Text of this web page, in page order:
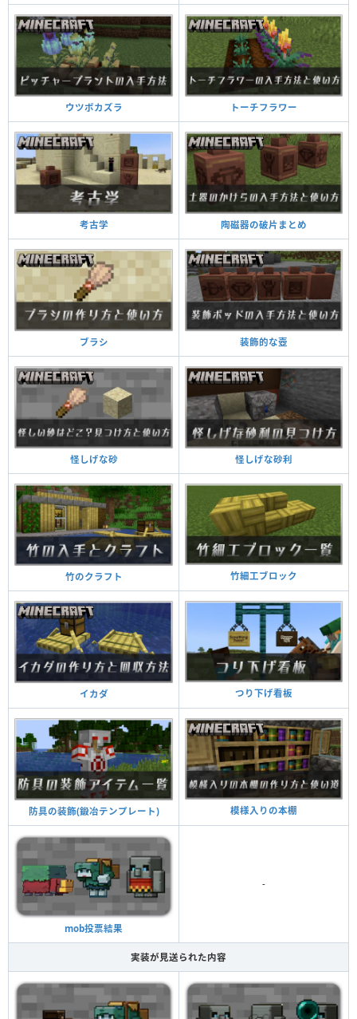
ウツボカズラ トーチフラワー
考古学 陶磁器の破片まとめ
ブラシ 装飾的な壺
怪しげな砂 怪しげな砂利
竹のクラフト 竹細工ブロック
イカダ つり下げ看板
防具の装飾(鍛冶テンプレート) 模様入りの本棚
mob投票結果
-
実装が見送られた内容